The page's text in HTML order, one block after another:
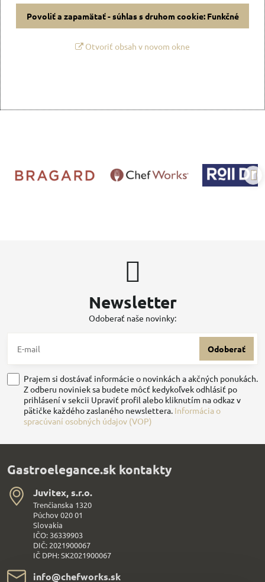
Povoliť a zapamätať - súhlas s druhom cookie: Funkčné
Otvoriť obsah v novom okne
Newsletter
Odoberať naše novinky:
Odoberať
Prajem si dostávať informácie o novinkách a akčných ponukách.
Z odberu noviniek sa budete môcť kedykoľvek odhlásiť po
prihlásení v sekcii Upraviť profil alebo kliknutím na odkaz v
pätičke každého zaslaného newslettera. Informácia o
spracúvaní osobných údajov (VOP)
Gastroelegance.sk kontakty
Juvitex, s​.r​.o​.
Trenčianska 1320
Púchov 020 01
Slovakia
IČO: 36339903
DIČ: 2021900067
IČ DPH: SK2021900067
info​@chefworks​.sk